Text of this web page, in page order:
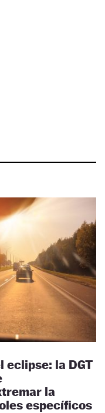
eclipse: la DGT
la
específicos